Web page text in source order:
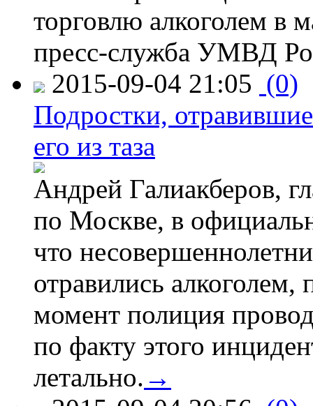
торговлю алкоголем в
пресс-служба УМВД
2015-09-04 21:05 (0)
Подростки,
его из таза
Андрей Галиакберов,
по Москве, в
что
отравились
момент полиция
по факту этого
летально. →